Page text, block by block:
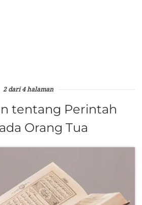
2 dari 4 halaman
tentang Perintah
Orang Tua